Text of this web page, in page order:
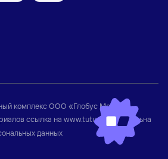
комплексООО «Глобус Медиа»
ссылка на www.tutu.ru обязательна
данных